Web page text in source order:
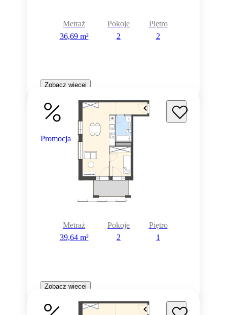
Metraż
36,69 m²
Pokoje
2
Piętro
2
Zobacz więcej
Promocja
Metraż
39,64 m²
Pokoje
2
Piętro
1
Zobacz więcej